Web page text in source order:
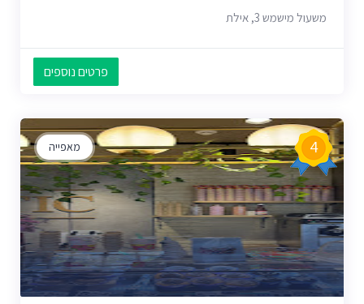
משעול מישמש 3, אילת
פרטים נוספים
מאפייה 4